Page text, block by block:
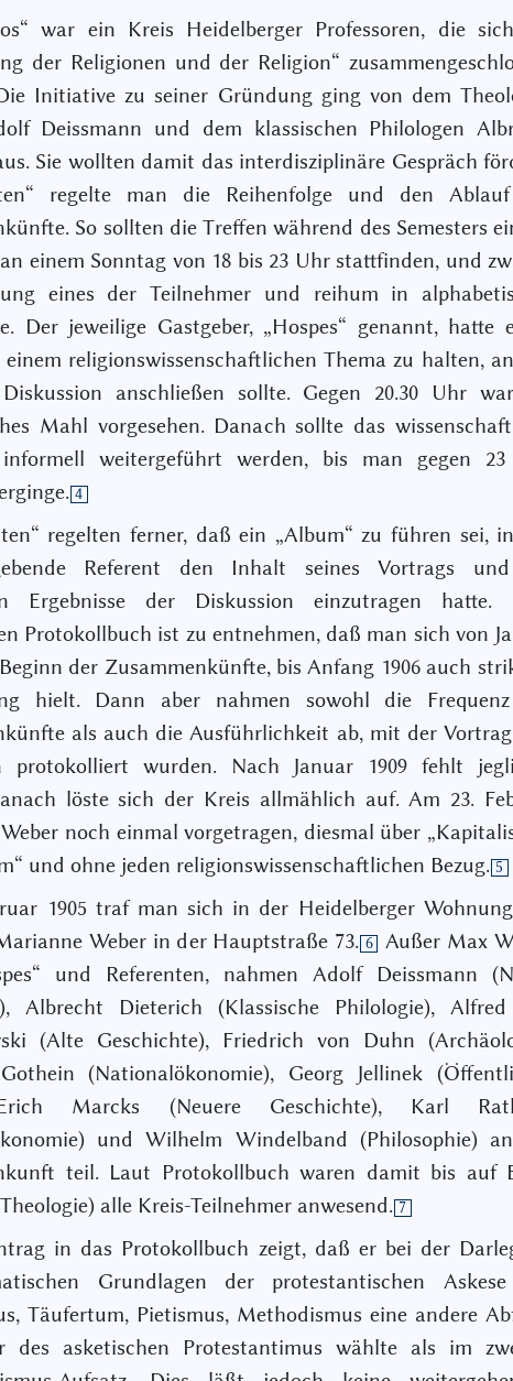
war ein Kreis Heidelberger Professoren, die
der Religionen und der Religion“
Initiative zu seiner Gründung ging von dem
Deissmann und dem klassischen Philologen
Sie wollten damit das interdisziplinäre Gespräch
regelte man die Reihenfolge und den
So sollten die Treffen während des Semesters
einem Sonntag von 18 bis 23 Uhr stattfinden, und
eines der Teilnehmer und reihum in
Der jeweilige Gastgeber, „Hospes“ genannt, hatte
religionswissenschaftlichen Thema zu halten,
anschließen sollte. Gegen 20.30 Uhr
Mahl vorgesehen. Danach sollte das
informell weitergeführt werden, bis man gegen
4
regelten ferner, daß ein „Album“ zu führen sei,
Referent den Inhalt seines Vortrags
Ergebnisse der Diskussion einzutragen hatte.
Protokollbuch ist zu entnehmen, daß man sich von
Beginn der Zusammenkünfte, bis Anfang 1906 auch
hielt. Dann aber nahmen sowohl die
als auch die Ausführlichkeit ab, mit der
protokolliert wurden. Nach Januar 1909 fehlt
löste sich der Kreis allmählich auf. Am 23.
Weber noch einmal vorgetragen, diesmal über
und ohne jeden religionswissenschaftlichen Bezug. 5
1905 traf man sich in der Heidelberger
Weber in der Hauptstraße 73. 6
Außer Max
und Referenten, nahmen Adolf Deissmann
Albrecht Dieterich (Klassische Philologie),
(Alte Geschichte), Friedrich von Duhn
(Nationalökonomie), Georg Jellinek
Marcks (Neuere Geschichte), Karl
und Wilhelm Windelband (Philosophie)
teil. Laut Protokollbuch waren damit bis auf
alle Kreis-Teilnehmer anwesend. 7
in das Protokollbuch zeigt, daß er bei der
Grundlagen der protestantischen
Täufertum, Pietismus, Methodismus eine andere
des asketischen Protestantimus wählte als im